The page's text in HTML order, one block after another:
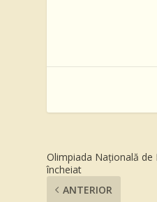
Olimpiada Națională de
încheiat
ANTERIOR